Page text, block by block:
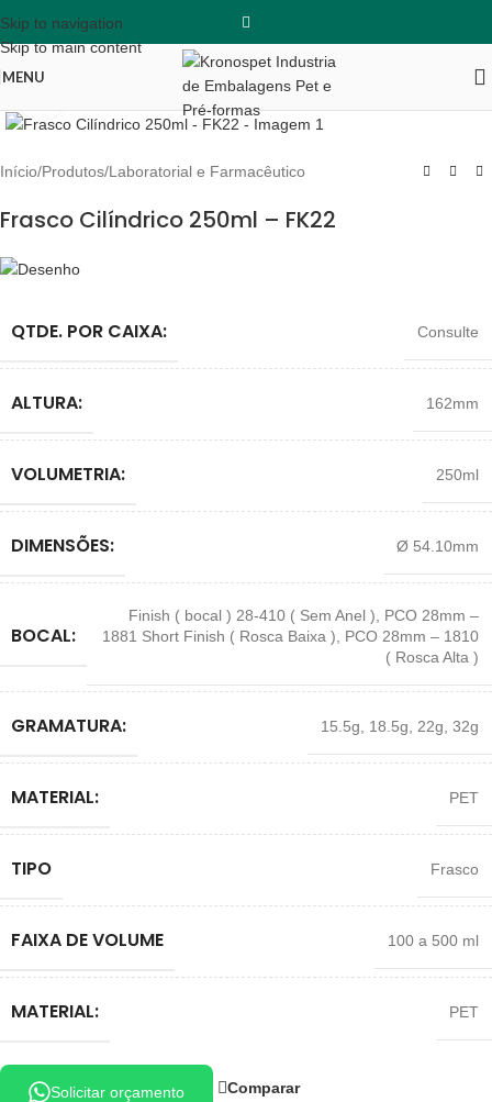
Skip to navigation
Skip to main content
MENU
Clique para ampliar
Início/Produtos/Laboratorial e Farmacêutico
Frasco Cilíndrico 250ml – FK22
QTDE. POR CAIXA: Consulte
ALTURA: 162mm
VOLUMETRIA: 250ml
DIMENSÕES: Ø 54.10mm
BOCAL:
Finish ( bocal ) 28-410 ( Sem Anel )
PCO 28mm –
1881 Short Finish ( Rosca Baixa )
PCO 28mm – 1810
( Rosca Alta )
GRAMATURA: 15.5g 18.5g 22g 32g
MATERIAL: PET
TIPO Frasco
FAIXA DE VOLUME 100 a 500 ml
MATERIAL: PET
Solicitar orçamento Comparar